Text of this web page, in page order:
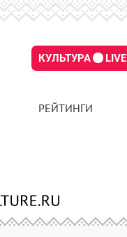
КУЛЬТУРА LIVE
РЕЙТИНГИ